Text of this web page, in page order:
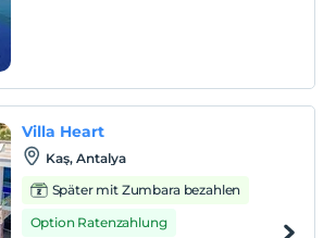
Villa Heart
Kaş, Antalya
Später mit Zumbara bezahlen
Option Ratenzahlung